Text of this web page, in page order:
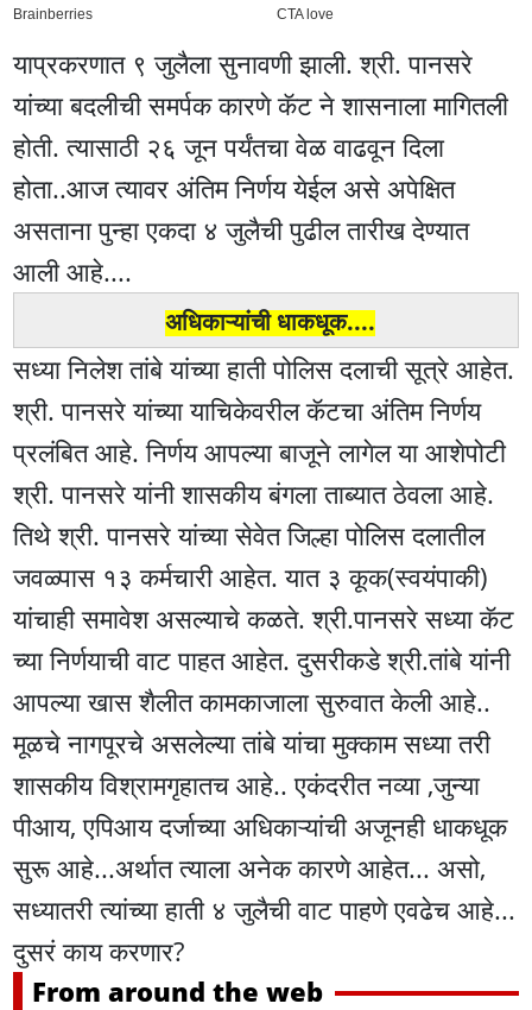
याप्रकरणात ९ जुलैला सुनावणी झाली. श्री. पानसरे
यांच्या बदलीची समर्पक कारणे कॅट ने शासनाला मागितली
होती. त्यासाठी २६ जून पर्यंतचा वेळ वाढवून दिला
होता..आज त्यावर अंतिम निर्णय येईल असे अपेक्षित
असताना पुन्हा एकदा ४ जुलैची पुढील तारीख देण्यात
आली आहे....
अधिकाऱ्यांची धाकधूक....
सध्या निलेश तांबे यांच्या हाती पोलिस दलाची सूत्रे आहेत.
श्री. पानसरे यांच्या याचिकेवरील कॅटचा अंतिम निर्णय
प्रलंबित आहे. निर्णय आपल्या बाजूने लागेल या आशेपोटी
श्री. पानसरे यांनी शासकीय बंगला ताब्यात ठेवला आहे.
तिथे श्री. पानसरे यांच्या सेवेत जिल्हा पोलिस दलातील
जवळ्पास १३ कर्मचारी आहेत. यात ३ कूक(स्वयंपाकी)
यांचाही समावेश असल्याचे कळते. श्री.पानसरे सध्या कॅट
च्या निर्णयाची वाट पाहत आहेत. दुसरीकडे श्री.तांबे यांनी
आपल्या खास शैलीत कामकाजाला सुरुवात केली आहे..
मूळचे नागपूरचे असलेल्या तांबे यांचा मुक्काम सध्या तरी
शासकीय विश्रामगृहातच आहे.. एकंदरीत नव्या ,जुन्या
पीआय, एपिआय दर्जाच्या अधिकाऱ्यांची अजूनही धाकधूक
सुरू आहे...अर्थात त्याला अनेक कारणे आहेत... असो,
सध्यातरी त्यांच्या हाती ४ जुलैची वाट पाहणे एवढेच आहे...
दुसरं काय करणार?
From around the web